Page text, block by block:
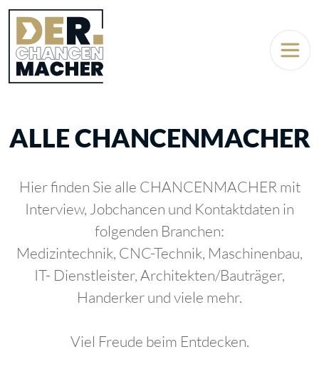
ALLE CHANCENMACHER
Hier finden Sie alle CHANCENMACHER mit
Interview, Jobchancen und Kontaktdaten in
folgenden Branchen:
Medizintechnik, CNC-Technik, Maschinenbau,
IT- Dienstleister, Architekten/Bauträger,
Handerker und viele mehr.
Viel Freude beim Entdecken.